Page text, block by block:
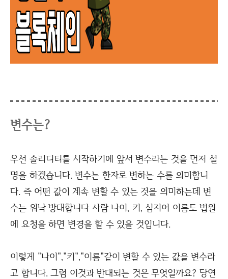
변수는?
우선 솔리디티를 시작하기에 앞서 변수라는 것을 먼저 설
명을 하겠습니다. 변수는 한자로 변하는 수를 의미합니
다. 즉 어떤 값이 계속 변할 수 있는 것을 의미하는데 변
수는 워낙 방대합니다 사람 나이, 키, 심지어 이름도 법원
에 요청을 하면 변경을 할 수 있을 것입니다.
이렇게 "나이","키","이름"같이 변할 수 있는 값을 변수라
고 합니다. 그럼 이것과 반대되는 것은 무엇일까요? 당연